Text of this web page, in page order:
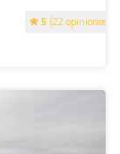
5 (22 opiniones)